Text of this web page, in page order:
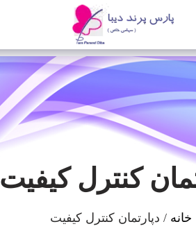
کنترل کیفیت
خانه دپارتمان کنترل کیفیت